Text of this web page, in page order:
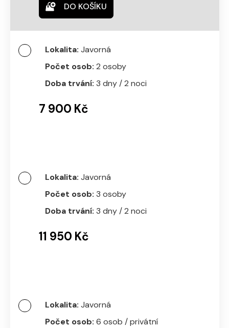
DO KOŠÍKU
Javorná
2 osoby
3 dny / 2 noci
7 900 Kč
Javorná
3 osoby
3 dny / 2 noci
11 950 Kč
Javorná
6 osob / privátní